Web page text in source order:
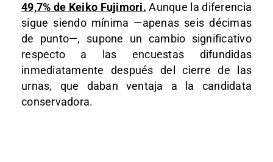
49,7% de Keiko Fujimori. Aunque la diferencia
sigue siendo mínima —apenas seis décimas
de punto—, supone un cambio significativo
respecto a las encuestas difundidas
inmediatamente después del cierre de las
urnas, que daban ventaja a la candidata
conservadora.